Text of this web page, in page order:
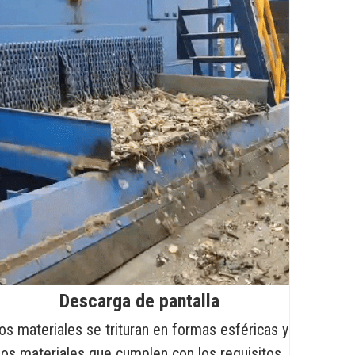
Descarga de pantalla
materiales se trituran en formas esféricas y